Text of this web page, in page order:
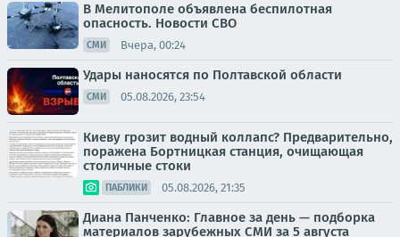
В Мелитополе объявлена беспилотная
опасность. Новости СВО
СМИ Вчера, 00:24
Удары наносятся по Полтавской области
СМИ 05.08.2026, 23:54
Киеву грозит водный коллапс? Предварительно,
поражена Бортницкая станция, очищающая
столичные стоки
ПАБЛИКИ 05.08.2026, 21:35
Диана Панченко: Главное за день — подборка
материалов зарубежных СМИ за 5 августа